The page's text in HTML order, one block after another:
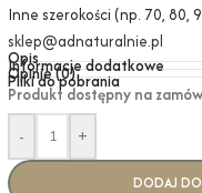
Inne szerokości (np. 70, 80,
sklep@adnaturalnie.pl
Opis
Informacje dodatkowe
Opinie (0)
Pliki do pobrania
Produkt dostępny na
-
+
DODAJ